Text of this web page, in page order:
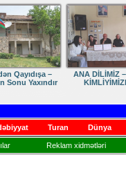
sürpriz
təbriki
Elmanın öz
Turan Dünya
Reklam xidmətləri